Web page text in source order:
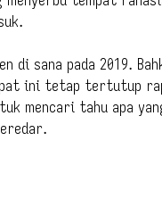
di sana pada 2019.
ini tetap tertutup
mencari tahu apa